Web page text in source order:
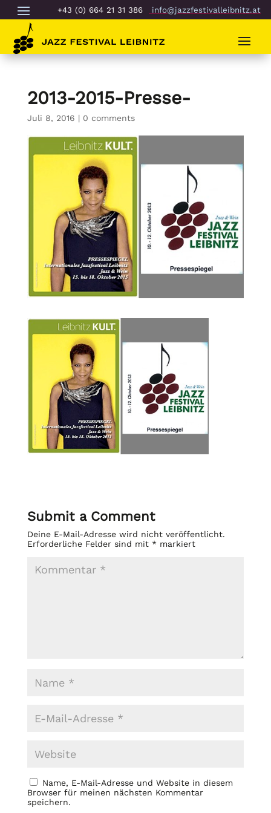
+43 (0) 664 21 31 386 info@jazzfestivalleibnitz.at
2013-2015-Presse-
Juli 8, 2016 | 0 comments
Submit a Comment
Deine E-Mail-Adresse wird nicht veröffentlicht.
Erforderliche Felder sind mit *markiert
Name, E-Mail-Adresse und Website in diesem
Browser für meinen nächsten Kommentar
speichern.